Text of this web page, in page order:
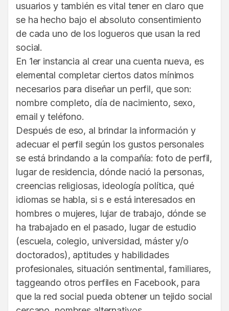
usuarios y también es vital tener en claro que
se ha hecho bajo el absoluto consentimiento
de cada uno de los logueros que usan la red
social.
En 1er instancia al crear una cuenta nueva, es
elemental completar ciertos datos mínimos
necesarios para diseñar un perfil, que son:
nombre completo, día de nacimiento, sexo,
email y teléfono.
Después de eso, al brindar la información y
adecuar el perfil según los gustos personales
se está brindando a la compañía: foto de perfil,
lugar de residencia, dónde nació la personas,
creencias religiosas, ideología política, qué
idiomas se habla, si s e está interesados en
hombres o mujeres, lujar de trabajo, dónde se
ha trabajado en el pasado, lugar de estudio
(escuela, colegio, universidad, máster y/o
doctorados), aptitudes y habilidades
profesionales, situación sentimental, familiares,
taggeando otros perfiles en Facebook, para
que la red social pueda obtener un tejido social